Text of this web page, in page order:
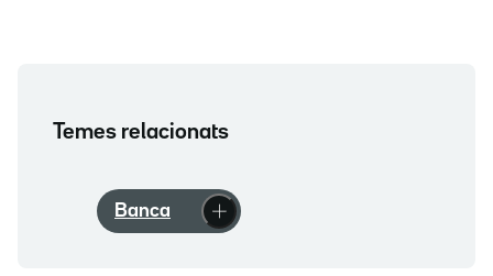
Temes relacionats
Banca